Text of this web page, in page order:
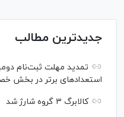
جدیدترین مطالب
تمدید مهلت ثبت‌نام
استعداد‌های برتر در بخش
کالابرگ ۳ گروه شارژ شد